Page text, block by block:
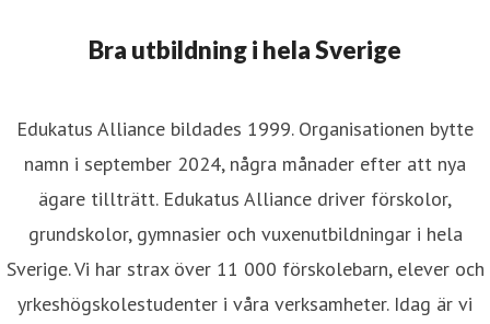
Bra utbildning i hela Sverige
Edukatus Alliance bildades 1999. Organisationen bytte
namn i september 2024, några månader efter att nya
ägare tillträtt. Edukatus Alliance driver förskolor,
grundskolor, gymnasier och vuxenutbildningar i hela
Sverige. Vi har strax över 11 000 förskolebarn, elever och
yrkeshögskolestudenter i våra verksamheter. Idag är vi